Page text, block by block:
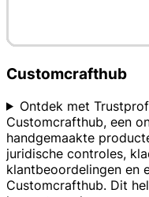
Customcrafthub
Ontdek met
Customcrafthub, een
handgemaakte
juridische controles,
klantbeoordelingen en
Customcrafthub. Dit